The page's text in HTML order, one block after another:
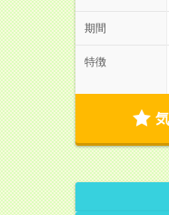
期間
特徴